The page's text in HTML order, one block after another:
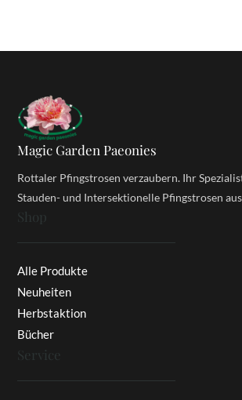
Magic Garden Paeonies
Rottaler Pfingstrosen verzaubern. Ihr
Stauden- und Intersektionelle Pfingstrosen
Shop
Alle Produkte
Neuheiten
Herbstaktion
Bücher
Service